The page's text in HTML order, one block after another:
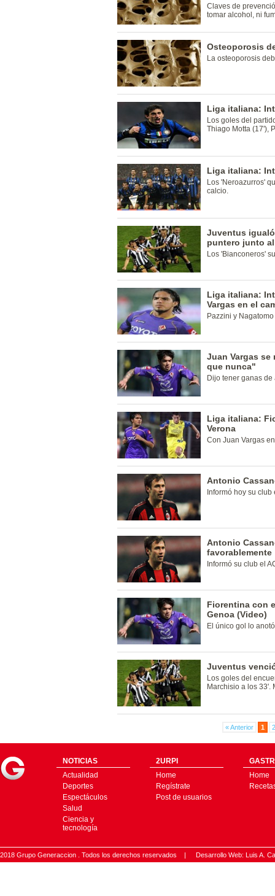
Claves de
tomar alcohol, ni
Osteoporosis
La osteoporosis
Liga italiana:
Los goles del
Thiago Motta (17'),
Liga italiana:
Los 'Neroazurros'
calcio.
Juventus
puntero junto
Los 'Bianconeros'
Liga italiana:
Vargas en el
Pazzini y
Juan Vargas
que nunca"
Dijo tener ganas
Liga italiana:
Verona
Con Juan Vargas
Antonio
Informó hoy su club
Antonio
favorablemente
Informó su club el
Fiorentina con
Genoa (Video)
El único gol lo
Juventus
Los goles del
Marchisio a los 33'.
« Anterior 1 2
NOTICIAS
Actualidad
Deportes
Espectáculos
Salud
Ciencia y
tecnología
2URPI
Home
Regístrate
Post de usuarios
Home
2018 Grupo Generaccion . Todos los derechos reservados | Desarrollo Web: Luis